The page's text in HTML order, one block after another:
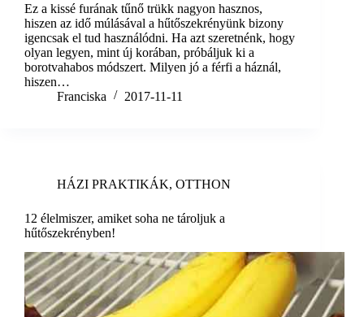
Ez a kissé furának tűnő trükk nagyon hasznos,
hiszen az idő múlásával a hűtőszekrényünk bizony
igencsak el tud használódni. Ha azt szeretnénk, hogy
olyan legyen, mint új korában, próbáljuk ki a
borotvahabos módszert. Milyen jó a férfi a háznál,
hiszen…
Franciska
2017-11-11
HÁZI PRAKTIKÁK, OTTHON
12 élelmiszer, amiket soha ne tároljuk a
hűtőszekrényben!